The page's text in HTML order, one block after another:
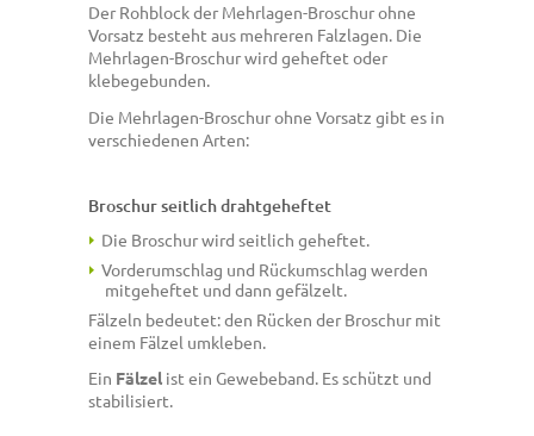
Der Rohblock der Mehrlagen-Broschur ohne
Vorsatz besteht aus mehreren Falzlagen. Die
Mehrlagen-Broschur wird geheftet oder
klebegebunden.
Die Mehrlagen-Broschur ohne Vorsatz gibt es in
verschiedenen Arten:
Broschur seitlich drahtgeheftet
Die Broschur wird seitlich geheftet.
Vorderumschlag und Rückumschlag werden
mitgeheftet und dann gefälzelt.
Fälzeln bedeutet: den Rücken der Broschur mit
einem Fälzel umkleben.
Ein Fälzel ist ein Gewebeband. Es schützt und
stabilisiert.